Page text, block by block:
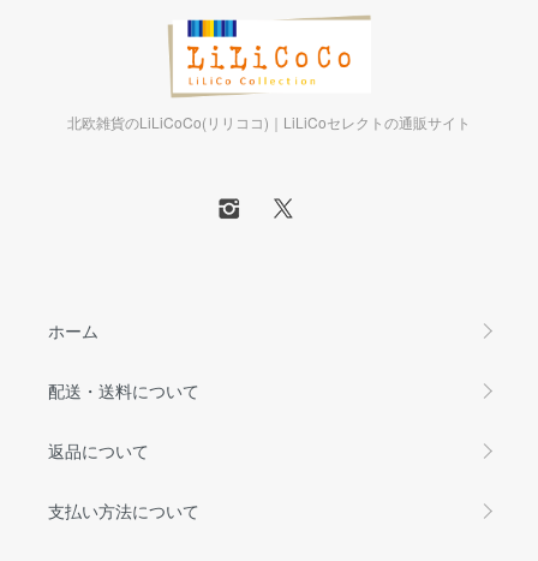
北欧雑貨のLiLiCoCo(リリココ)｜LiLiCoセレクトの通販サイト
ホーム
配送・送料について
返品について
支払い方法について